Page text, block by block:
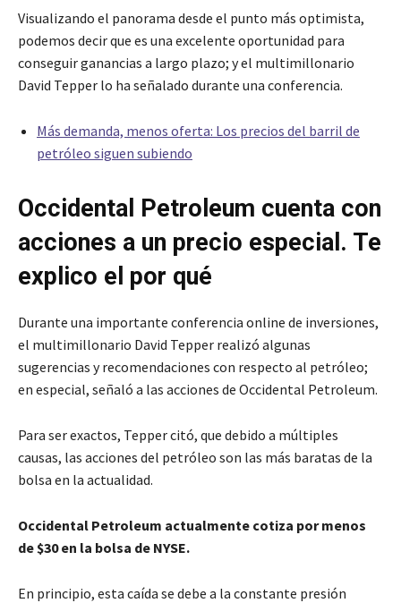
Visualizando el panorama desde el punto más optimista,
podemos decir que es una excelente oportunidad para
conseguir ganancias a largo plazo; y el multimillonario
David Tepper lo ha señalado durante una conferencia.
Más demanda, menos oferta: Los precios del barril de
petróleo siguen subiendo
Occidental Petroleum cuenta con
acciones a un precio especial. Te
explico el por qué
Durante una importante conferencia online de inversiones,
el multimillonario David Tepper realizó algunas
sugerencias y recomendaciones con respecto al petróleo;
en especial, señaló a las acciones de Occidental Petroleum.
Para ser exactos, Tepper citó, que debido a múltiples
causas, las acciones del petróleo son las más baratas de la
bolsa en la actualidad.
Occidental Petroleum actualmente cotiza por menos
de $30 en la bolsa de NYSE.
En principio, esta caída se debe a la constante presión